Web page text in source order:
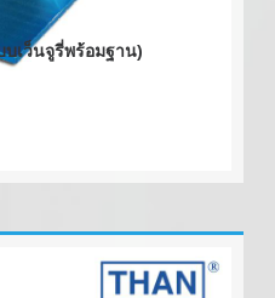
เว็นจูรี่พร้อมฐาน)